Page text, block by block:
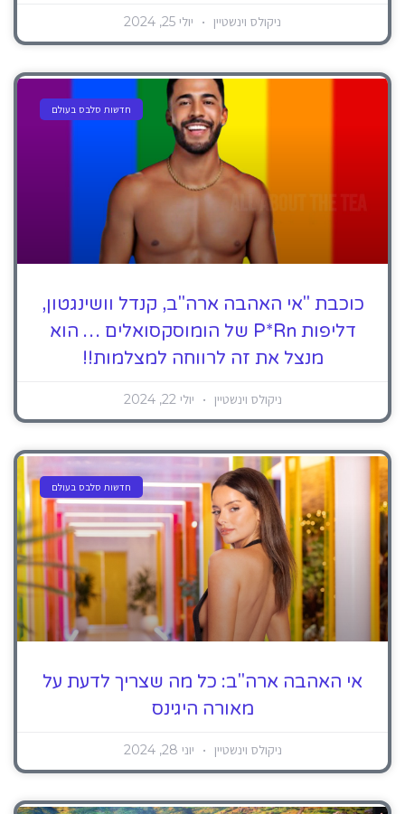
ניקולס וינשטיין יולי 25, 2024
חדשות סלבס בעולם
כוכבת "אי האהבה ארה"ב, קנדל וושינגטון,
דליפות P*rn של הומוסקסואלים … הוא
מנצל את זה לרווחה למצלמות!!
ניקולס וינשטיין יולי 22, 2024
חדשות סלבס בעולם
אי האהבה ארה"ב: כל מה שצריך לדעת על
מאורה היגינס
ניקולס וינשטיין יוני 28, 2024